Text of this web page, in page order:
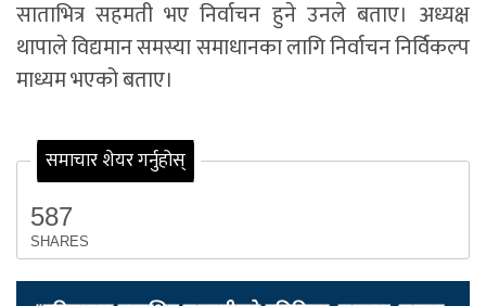
साताभित्र सहमती भए निर्वाचन हुने उनले बताए। अध्यक्ष
थापाले विद्यमान समस्या समाधानका लागि निर्वाचन निर्विकल्प
माध्यम भएको बताए।
समाचार शेयर गर्नुहोस्
587
SHARES